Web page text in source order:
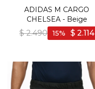
ADIDAS M CARGO
CHELSEA - Beige
$ 2.490 $ 2.114
15